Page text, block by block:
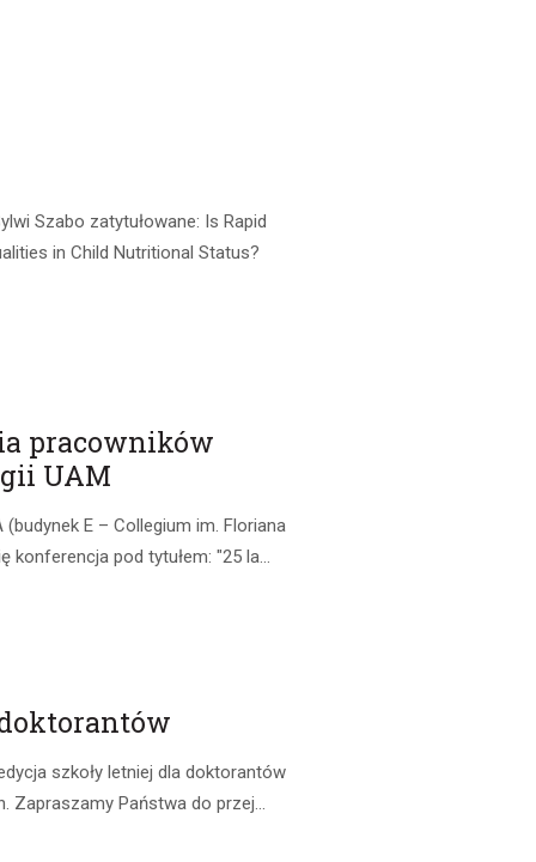
Szabo zatytułowane: Is Rapid
in Child Nutritional Status?
pracowników
UAM
E – Collegium im. Floriana
konferencja pod tytułem: "25 la...
szkoły letniej dla doktorantów
Zapraszamy Państwa do przej...